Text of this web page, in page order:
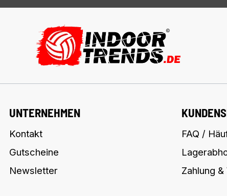
UNTERNEHMEN
Kontakt
Gutscheine
Newsletter
FAQ /
Zahlung